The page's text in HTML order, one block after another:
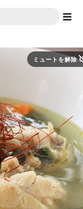
ミュートを解除